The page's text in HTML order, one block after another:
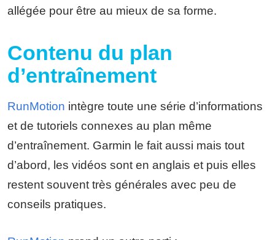
allégée pour être au mieux de sa forme.
Contenu du plan
d’entraînement
RunMotion intègre toute une série d’informations
et de tutoriels connexes au plan même
d’entraînement. Garmin le fait aussi mais tout
d’abord, les vidéos sont en anglais et puis elles
restent souvent très générales avec peu de
conseils pratiques.